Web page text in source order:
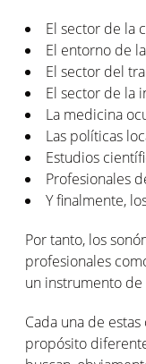
El sector de la
El entorno de
El sector del
El sector de la
La medicina
Las políticas
Estudios
Profesionales
Y finalmente,
Por tanto, los
profesionales
un instrumento
Cada una de
propósito